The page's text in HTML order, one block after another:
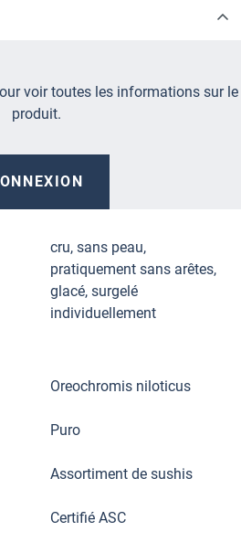
voir toutes les informations sur le
produit.
cru, sans peau,
pratiquement sans arêtes,
glacé, surgelé
individuellement
Oreochromis niloticus
Puro
Assortiment de sushis
Certifié ASC